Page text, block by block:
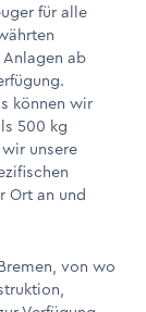
für alle
ab
können wir
500 kg
unsere
Ort an und
von wo